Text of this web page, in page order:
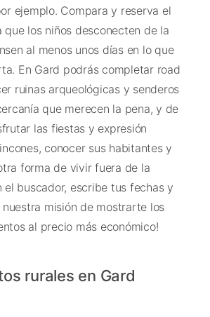
ejemplo. Compara y reserva el
que los niños desconecten de la
al menos unos días en lo que
En Gard podrás completar road
ruinas arqueológicas y senderos
que merecen la pena, y de
las fiestas y expresión
conocer sus habitantes y
forma de vivir fuera de la
el buscador, escribe tus fechas y
nuestra misión de mostrarte los
al precio más económico!
rurales en Gard